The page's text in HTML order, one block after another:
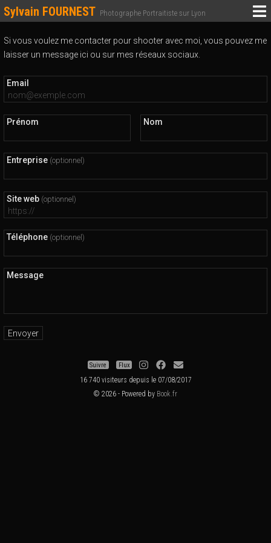
Sylvain FOURNEST Photographe Portraitiste sur Lyon
Si vous voulez me contacter pour shooter avec moi, vous pouvez me
laisser un message ici ou sur mes réseaux sociaux.
Email
Prénom Nom
Entreprise (optionnel)
Site web (optionnel)
Téléphone (optionnel)
Message
Suivre Flux
16 740 visiteurs depuis le 07/08/2017
© 2026 - Powered by Book.fr